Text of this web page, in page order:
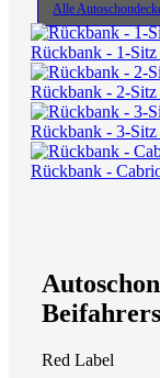
Alle
Rückbank - 1-
Rückbank - 2-
Rückbank - 3-
Rückbank -
Red Label